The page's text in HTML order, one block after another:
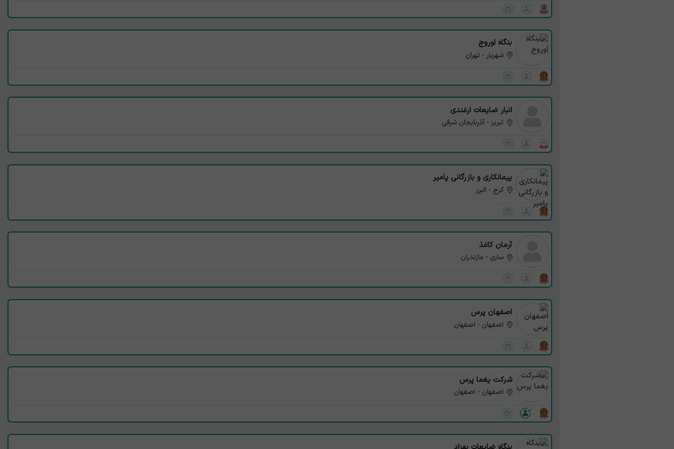
بنگاه اوروج
شهریار - تهران
انبار ضایعات ارغندی
تبریز - آذربایجان شرقی
پیمانکاری و بازرگانی پامیر
کرج - البرز
آرمان کاغذ
ساری - مازندران
اصفهان پرس
اصفهان - اصفهان
شرکت یغما پرس
اصفهان - اصفهان